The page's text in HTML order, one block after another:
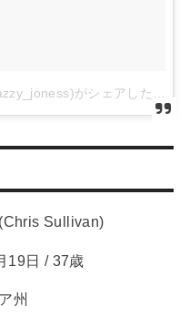
Sullivan)
19日 / 37歳
州